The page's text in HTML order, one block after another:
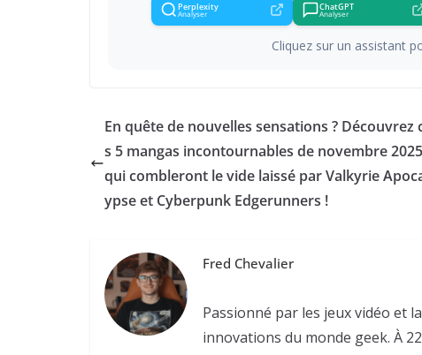
Perplexity
Analyser
ChatGPT
Analyser
Cliquez sur un assistant
En quête de nouvelles sensations ? Découvrez
s 5 mangas incontournables de novembre 2025
qui combleront le vide laissé par Valkyrie
ypse et Cyberpunk Edgerunners !
Fred Chevalier
Passionné par les jeux vidéo et
innovations du monde geek. À